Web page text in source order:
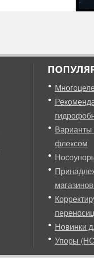
Варианты
флексом
Новинки
Упоры